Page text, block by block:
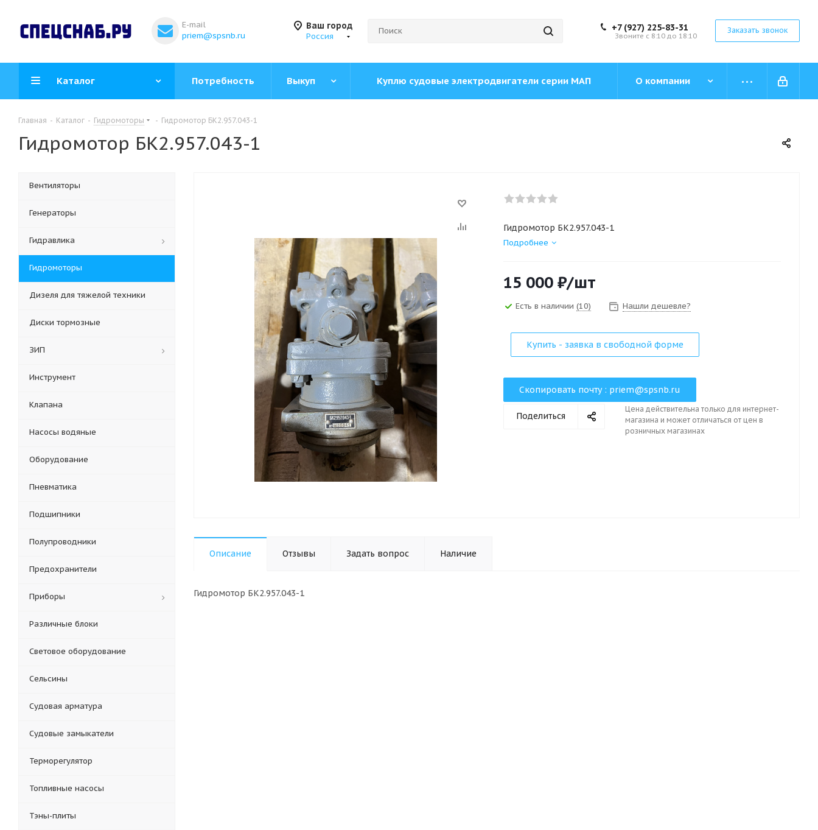
E-mail
priem@spsnb.ru
Ваш город
Россия
+7 (927) 225-83-31
Звоните с 8:10 до 18:10
Заказать звонок
Каталог Потребность Выкуп Куплю судовые электродвигатели серии МАП О компании
Главная - Каталог - Гидромоторы - Гидромотор БК2.957.043-1
Гидромотор БК2.957.043-1
Гидромотор БК2.957.043-1
Подробнее
15 000 ₽/шт
Есть в наличии (10) Нашли дешевле?
Купить - заявка в свободной форме
Скопировать почту : priem@spsnb.ru
Поделиться
Цена действительна только для интернет-
магазина и может отличаться от цен в
розничных магазинах
Описание Отзывы Задать вопрос Наличие
Гидромотор БК2.957.043-1
Вентиляторы
Генераторы
Гидравлика
Гидромоторы
Дизеля для тяжелой техники
Диски тормозные
ЗИП
Инструмент
Клапана
Насосы водяные
Оборудование
Пневматика
Подшипники
Полупроводники
Предохранители
Приборы
Различные блоки
Световое оборудование
Сельсины
Судовая арматура
Судовые замыкатели
Терморегулятор
Топливные насосы
Тэны-плиты